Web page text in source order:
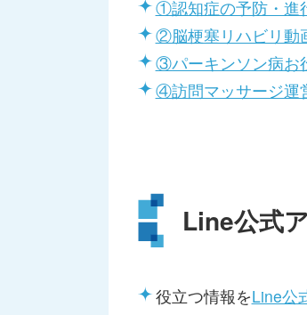
①認知症の予防・進
②脳梗塞リハビリ動
③パーキンソン病お
④訪問マッサージ運
Line公式
役立つ情報をLine公